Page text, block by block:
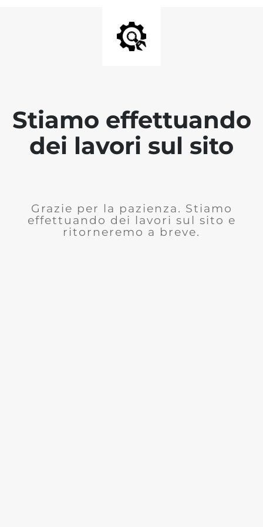
Stiamo effettuando
dei lavori sul sito
Grazie per la pazienza. Stiamo
effettuando dei lavori sul sito e
ritorneremo a breve.